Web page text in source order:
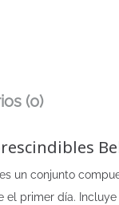
(0)
un conjunto
primer día.